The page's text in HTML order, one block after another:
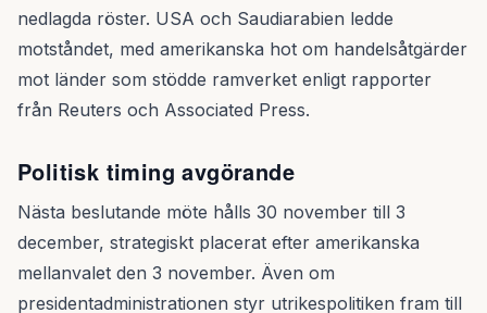
nedlagda röster. USA och Saudiarabien ledde
motståndet, med amerikanska hot om handelsåtgärder
mot länder som stödde ramverket enligt rapporter
från Reuters och Associated Press.
Politisk timing avgörande
Nästa beslutande möte hålls 30 november till 3
december, strategiskt placerat efter amerikanska
mellanvalet den 3 november. Även om
presidentadministrationen styr utrikespolitiken fram till